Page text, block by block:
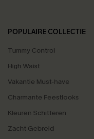
POPULAIRE COLLECTIE
Tummy Control
High Waist
Vakantie Must-have
Charmante Feestlooks
Kleuren Schitteren
Zacht Gebreid